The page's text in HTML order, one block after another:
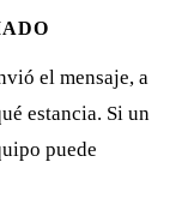
el mensaje, a
estancia. Si un
puede